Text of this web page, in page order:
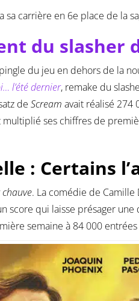
sa carrière en 6e place de la
du slasher
du jeu en dehors de la
l’été dernier, remake du
de Scream avait réalisé 274
multiplié ses chiffres de
: Certains
chauve. La comédie de Camille
score qui laisse présager
semaine à 84 000